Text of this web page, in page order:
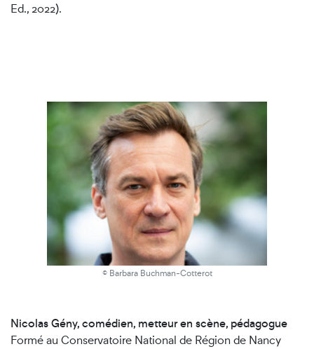
Ed., 2022).
© Barbara Buchman-Cotterot
Nicolas Gény, comédien, metteur en scène, pédagogue
Formé au Conservatoire National de Région de Nancy